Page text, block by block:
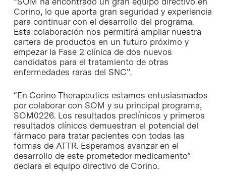
Corino, lo que aporta gran seguridad y experiencia
para continuar con el desarrollo del programa.
Esta colaboración nos permitirá ampliar nuestra
cartera de productos en un futuro próximo y
empezar la Fase 2 clínica de dos nuevos
candidatos para el tratamiento de otras
enfermedades raras del SNC”.
“En Corino Therapeutics estamos entusiasmados
por colaborar con SOM y su principal programa,
SOM0226. Los resultados preclínicos y primeros
resultados clínicos demuestran el potencial del
fármaco para tratar pacientes con todas las
formas de ATTR. Esperamos avanzar en el
desarrollo de este prometedor medicamento”
declara el equipo directivo de Corino.